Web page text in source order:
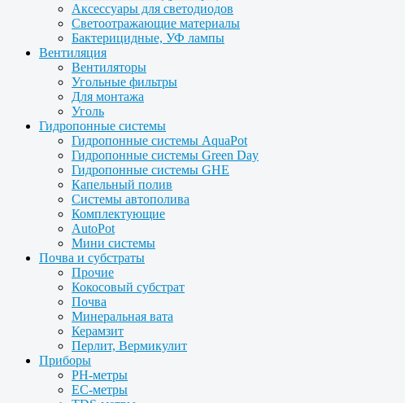
Аксессуары для светодиодов
Светоотражающие материалы
Бактерицидные, УФ лампы
Вентиляция
Вентиляторы
Угольные фильтры
Для монтажа
Уголь
Гидропонные системы
Гидропонные системы AquaPot
Гидропонные системы Green Day
Гидропонные системы GHE
Капельный полив
Системы автополива
Комплектующие
AutoPot
Мини системы
Почва и субстраты
Прочие
Кокосовый субстрат
Почва
Минеральная вата
Керамзит
Перлит, Вермикулит
Приборы
PH-метры
EC-метры